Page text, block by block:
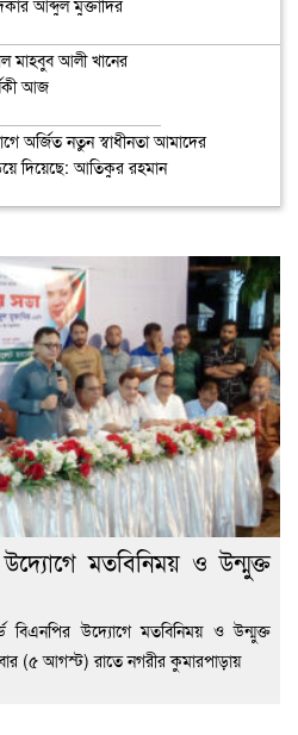
মাহবুব আলী খানের
আজ
অর্জিত নতুন স্বাধীনতা আমাদের
দিয়েছে: আতিকুর রহমান
মতবিনিময় ও উন্মুক্ত
বিএনপির উদ্যোগে মতবিনিময় ও উন্মুক্ত
(৫ আগস্ট) রাতে নগরীর কুমারপাড়ায়